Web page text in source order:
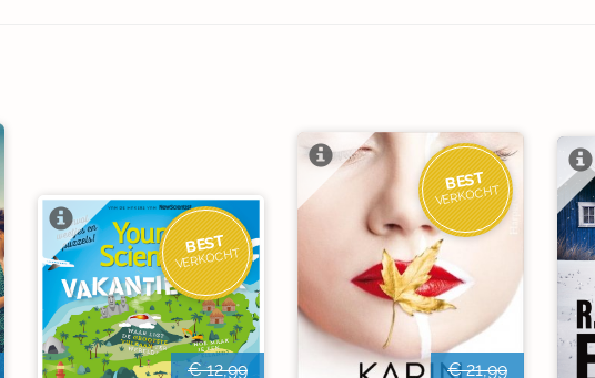
BEST
VERKOCHT
€ 12,99
BEST
VERKOCHT
€ 21,99